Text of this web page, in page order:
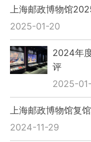
上海邮政博物馆
2025-01-20
2024年
评
2025-
上海邮政博物馆复
2024-11-29